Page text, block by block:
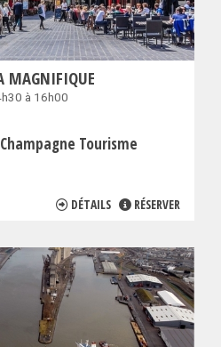
MAGNIFIQUE
à 16h00
Tourisme
DÉTAILS RÉSERVER